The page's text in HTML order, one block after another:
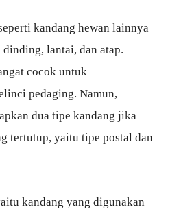
kandang hewan lainnya
lantai, dan atap.
cocok untuk
pedaging. Namun,
dua tipe kandang jika
tertutup, yaitu tipe postal dan
kandang yang digunakan